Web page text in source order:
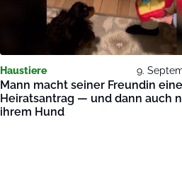
Haustiere 9.
Mann macht seiner Freundin
Heiratsantrag — und dann auch
ihrem Hund